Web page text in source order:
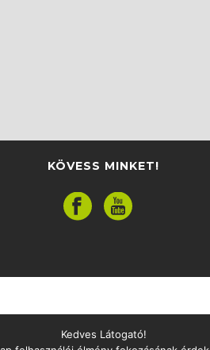
KÖVESS MINKET!
Kedves Látogató!